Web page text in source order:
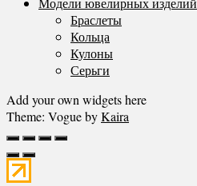
Браслеты
Кольца
Кулоны
Серьги
Add your own widgets here
Theme: Vogue byKaira